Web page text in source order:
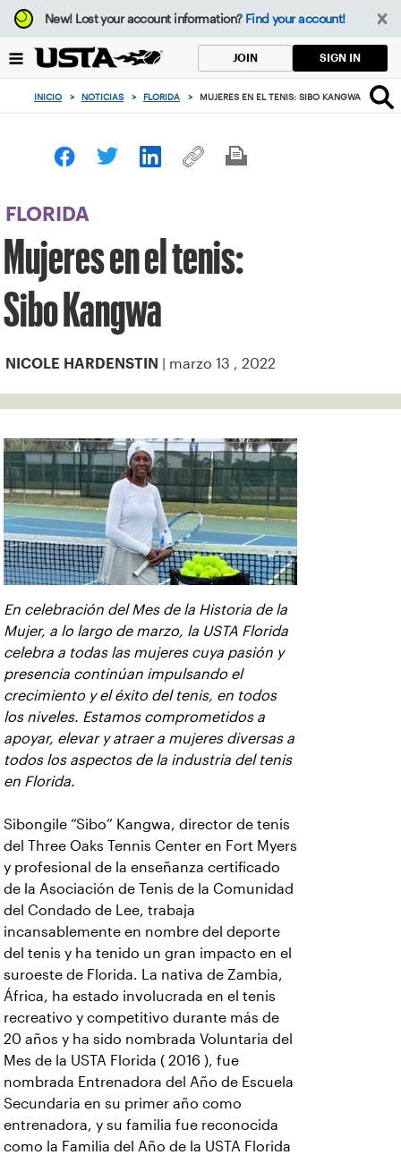
Enfoque
desde
botón
volver
principio
New!Lost your account information? Find your account!
JOIN SIGN IN
INICIO > NOTICIAS > FLORIDA > MUJERES EN EL TENIS: SIBO KANGWA
FLORIDA
Mujeres en el tenis:
Sibo Kangwa
NICOLE HARDENSTIN | marzo 13 , 2022
En celebración del Mes de la Historia de la
Mujer, a lo largo de marzo, la USTA Florida
celebra a todas las mujeres cuya pasión y
presencia continúan impulsando el
crecimiento y el éxito del tenis, en todos
los niveles. Estamos comprometidos a
apoyar, elevar y atraer a mujeres diversas a
todos los aspectos de la industria del tenis
en Florida.
Sibongile “Sibo” Kangwa, director de tenis
del Three Oaks Tennis Center en Fort Myers
y profesional de la enseñanza certificado
de la Asociación de Tenis de la Comunidad
del Condado de Lee, trabaja
incansablemente en nombre del deporte
del tenis y ha tenido un gran impacto en el
suroeste de Florida. La nativa de Zambia,
África, ha estado involucrada en el tenis
recreativo y competitivo durante más de
20 años y ha sido nombrada Voluntaria del
Mes de la USTA Florida ( 2016 ), fue
nombrada Entrenadora del Año de Escuela
Secundaria en su primer año como
entrenadora, y su familia fue reconocida
como la Familia del Año de la USTA Florida